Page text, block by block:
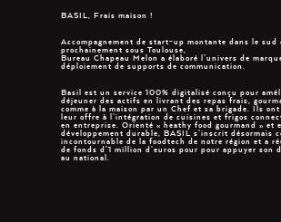
BASIL, Frais maison !
Accompagnement de start-up montante dans le sud
prochainement sous Toulouse,
Bureau Chapeau Melon a élaboré l’univers de
déploiement de supports de communication.
Basil est un service 100% digitalisé conçu pour
déjeuner des actifs en livrant des repas frais,
comme à la maison par un Chef et sa brigade. Ils
leur offre à l’intégration de cuisines et frigos
en entreprise. Orienté « heathy food gourmand » et
développement durable, BASIL s’inscrit désormais
incontournable de la foodtech de notre région et a
de fonds d’1 million d’euros pour pour appuyer son
au national.